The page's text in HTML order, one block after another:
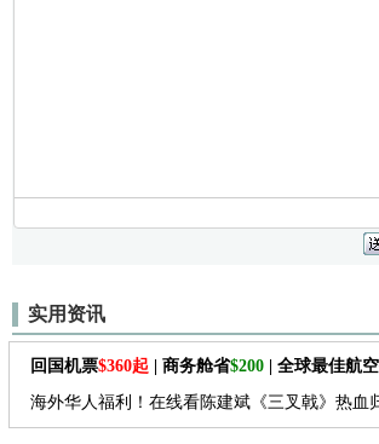
实用资讯
回国机票$360起 | 商务舱省$200 | 全球最佳航
海外华人福利！在线看陈建斌《三叉戟》热血